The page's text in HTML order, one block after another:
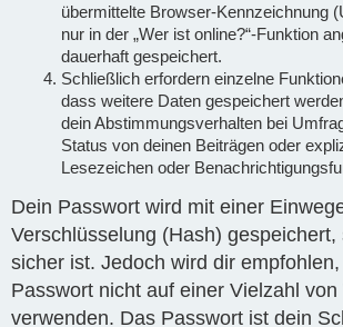
übermittelte Browser-Kennzeichnung
nur in der „Wer ist online?“-Funktion
dauerhaft gespeichert.
Schließlich erfordern einzelne
dass weitere Daten gespeichert
dein Abstimmungsverhalten bei
Status von deinen Beiträgen oder
Lesezeichen oder
Dein Passwort wird mit einer
Verschlüsselung (Hash) gespeichert,
sicher ist. Jedoch wird dir
Passwort nicht auf einer Vielzahl
verwenden. Das Passwort ist dein